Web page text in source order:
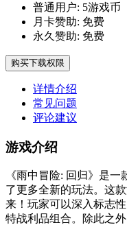
普通用户: 5游戏币
月卡赞助: 免费
永久赞助: 免费
购买下载权限
详情介绍
常见问题
评论建议
游戏介绍
《雨中冒险: 回归》是
了更多全新的玩法。这
来！玩家可以深入标志
特战利品组合。除此之